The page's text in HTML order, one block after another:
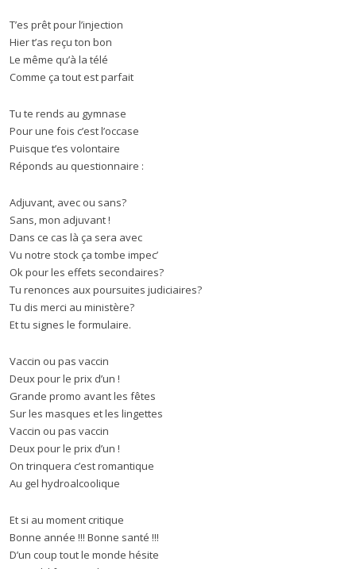
T’es prêt pour l’injection
Hier t’as reçu ton bon
Le même qu’à la télé
Comme ça tout est parfait
Tu te rends au gymnase
Pour une fois c’est l’occase
Puisque t’es volontaire
Réponds au questionnaire :
Adjuvant, avec ou sans?
Sans, mon adjuvant !
Dans ce cas là ça sera avec
Vu notre stock ça tombe impec’
Ok pour les effets secondaires?
Tu renonces aux poursuites judiciaires?
Tu dis merci au ministère?
Et tu signes le formulaire.
Vaccin ou pas vaccin
Deux pour le prix d’un !
Grande promo avant les fêtes
Sur les masques et les lingettes
Vaccin ou pas vaccin
Deux pour le prix d’un !
On trinquera c’est romantique
Au gel hydroalcoolique
Et si au moment critique
Bonne année !!! Bonne santé !!!
D’un coup tout le monde hésite